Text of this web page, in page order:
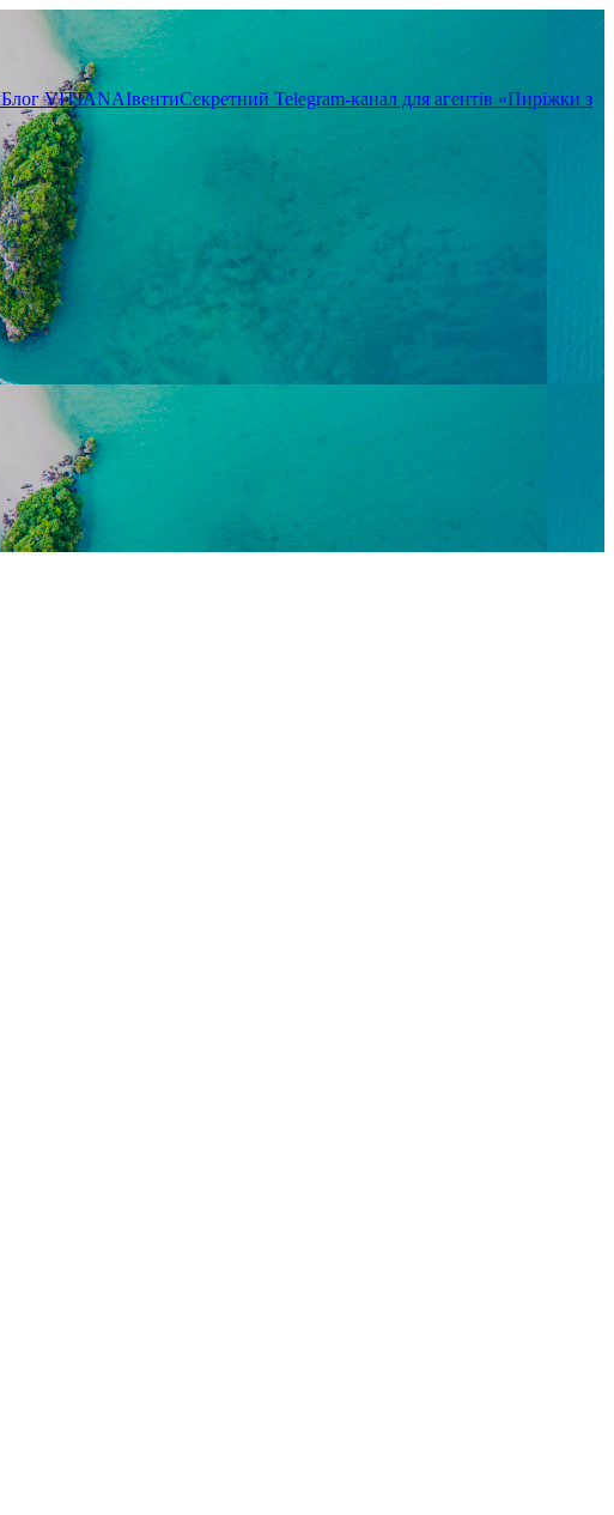
Блог VITIANAІвентиСекретний Telegram-канал для агентів «Пиріжки з